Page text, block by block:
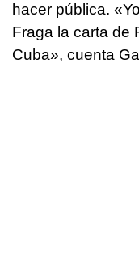
hacer pública.
Fraga la carta de
Cuba», cuenta